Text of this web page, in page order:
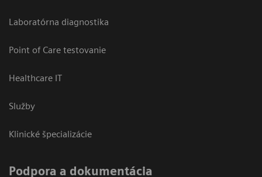
Laboratórna diagnostika
Point of Care testovanie
Healthcare IT
Služby
Klinické špecializácie
Podpora a dokumentácia